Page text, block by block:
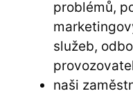
problémů,
služeb,
naši